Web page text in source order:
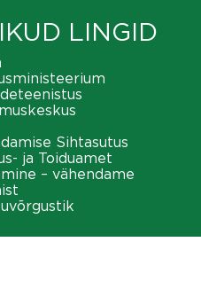
LINGID
Sihtasutus
ja Toiduamet
– vähendame